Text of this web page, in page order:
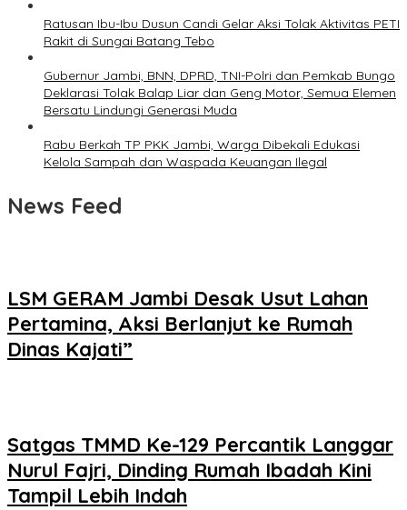
Ratusan Ibu-Ibu Dusun Candi Gelar Aksi Tolak Aktivitas PETI
Rakit di Sungai Batang Tebo
Gubernur Jambi, BNN, DPRD, TNI-Polri dan Pemkab Bungo
Deklarasi Tolak Balap Liar dan Geng Motor, Semua Elemen
Bersatu Lindungi Generasi Muda
Rabu Berkah TP PKK Jambi, Warga Dibekali Edukasi
Kelola Sampah dan Waspada Keuangan Ilegal
News Feed
LSM GERAM Jambi Desak Usut Lahan
Pertamina, Aksi Berlanjut ke Rumah
Dinas Kajati”
Satgas TMMD Ke-129 Percantik Langgar
Nurul Fajri, Dinding Rumah Ibadah Kini
Tampil Lebih Indah